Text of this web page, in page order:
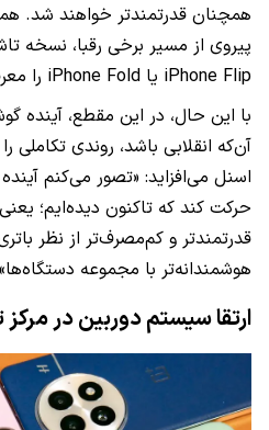
همچنان قدرتمندتر خواهند شد.
پیروی از مسیر برخی رقبا، نسخه
iPhone Flip یا iPhone Fold را معرفی کند.
با این حال، در این مقطع، آینده
آن‌که انقلابی باشد، روندی
اسنل می‌افزاید: «تصور می‌کنم
حرکت کند که تاکنون دیده‌ایم؛
قدرتمندتر و کم‌مصرف‌تر از نظر
هوشمندانه‌تر با مجموعه
ارتقا سیستم دوربین در